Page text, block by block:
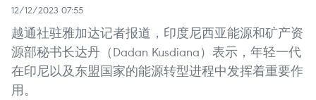
12/12/2023 07:55
越通社驻雅加达记者报道，印度尼西亚能源和矿产资
源部秘书长达丹（Dadan Kusdiana）表示，年轻一代
在印尼以及东盟国家的能源转型进程中发挥着重要作
用。